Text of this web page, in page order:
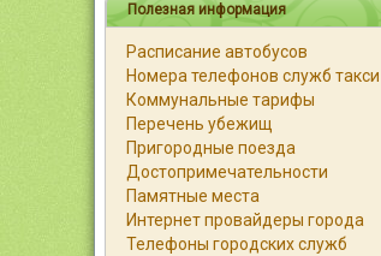
Полезная информация
Расписание автобусов
Номера телефонов служб такси
Коммунальные тарифы
Перечень убежищ
Пригородные поезда
Достопримечательности
Памятные места
Интернет провайдеры города
Телефоны городских служб